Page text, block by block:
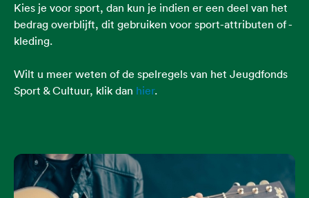
Kies je voor sport, dan kun je indien er een deel van het
bedrag overblijft, dit gebruiken voor sport-attributen of -
kleding.
Wilt u meer weten of de spelregels van het Jeugdfonds
Sport & Cultuur, klik dan hier.